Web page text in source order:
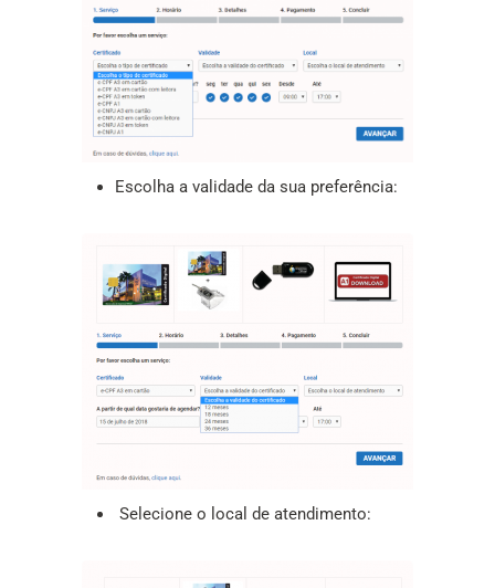
Escolha a validade da sua preferência:
Selecione o local de atendimento: